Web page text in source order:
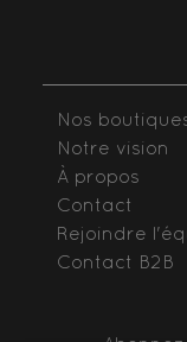
Nos
Notre vision
À propos
Contact
Rejoindre
Contact B2B